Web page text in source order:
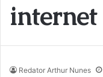
internet
Redator Arthur Nunes